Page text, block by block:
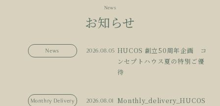
News
お知らせ
News 2026.08.05 HUCOS 創立50周年企画 コ
ンセプトハウス夏の特別ご優
待
Monthry Delivery 2026.08.01
Monthly_delivery_HUCOS